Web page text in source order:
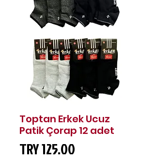
Toptan Erkek Ucuz
Patik Çorap 12 adet
TRY 125.00